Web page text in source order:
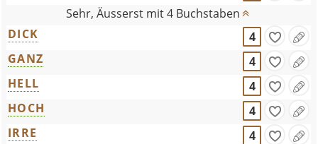
Sehr, Äusserst mit 4 Buchstaben
DICK
4
GANZ
4
HELL
4
HOCH
4
IRRE
4